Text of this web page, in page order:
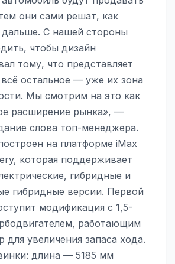
они сами решат, как
дальше. С нашей стороны
чтобы дизайн
тому, что представляет
остальное — уже их зона
Мы смотрим на это как
расширение рынка», —
слова топ-менеджера.
на платформе iMax
которая поддерживает
гибридные и
гибридные версии. Первой
модификация с 1,5-
работающим
для увеличения запаса хода.
длина — 5185 мм